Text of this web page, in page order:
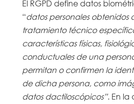
El RGPD define datos
“datos personales obtenidos
tratamiento técnico
características físicas,
conductuales de una
permitan o confirmen la
de dicha persona, como
datos dactiloscópicos”. En la